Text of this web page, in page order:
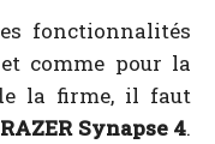
fonctionnalités
comme pour la
la firme, il faut
RAZER Synapse 4.